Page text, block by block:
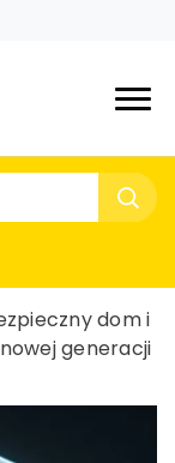
dom i
generacji